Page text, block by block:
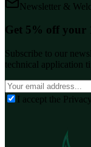
Newsletter &
Get 5% off your
Subscribe to our
technical application
I accept the